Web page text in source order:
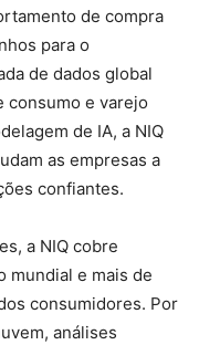
de compra
para o
de dados global
consumo e varejo
de IA, a NIQ
as empresas a
confiantes.
a NIQ cobre
mundial e mais de
consumidores. Por
análises